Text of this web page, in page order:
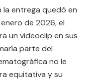
la entrega quedó en
de 2026, el
un videoclip en sus
parte del
no le
equitativa y su